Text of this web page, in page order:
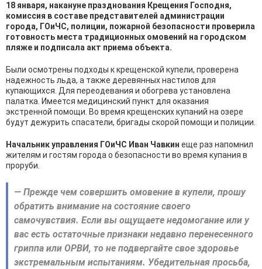
18 января, накануне празднования Крещения Господня,
комиссия в составе представителей администрации
города, ГОиЧС, полиции, пожарной безопасности проверила
готовность места традиционных омовений на городском
пляже и подписала акт приема объекта.
Были осмотрены подходы к крещенской купели, проверена
надежность льда, а также деревянных настилов для
купающихся. Для переодевания и обогрева установлена
палатка. Имеется медицинский пункт для оказания
экстренной помощи. Во время крещенских купаний на озере
будут дежурить спасатели, бригады скорой помощи и полиции.
Начальник управления ГОиЧС Иван Чавкин еще раз напомнил
жителям и гостям города о безопасности во время купания в
проруби.
— Прежде чем совершить омовение в купели, прошу
обратить внимание на состояние своего
самочувствия. Если вы ощущаете недомогание или у
вас есть остаточные признаки недавно перенесенного
гриппа или ОРВИ, то не подвергайте свое здоровье
экстремальным испытаниям. Убедительная просьба,